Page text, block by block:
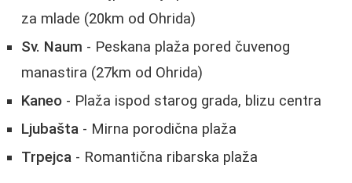
za mlade (20km od Ohrida)
Sv. Naum - Peskana plaža pored čuvenog
manastira (27km od Ohrida)
Kaneo - Plaža ispod starog grada, blizu centra
Ljubašta - Mirna porodična plaža
Trpejca - Romantična ribarska plaža